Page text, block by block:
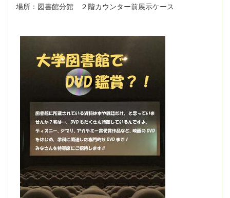
場所：図書館分館 ２階カウンター前展示ケース